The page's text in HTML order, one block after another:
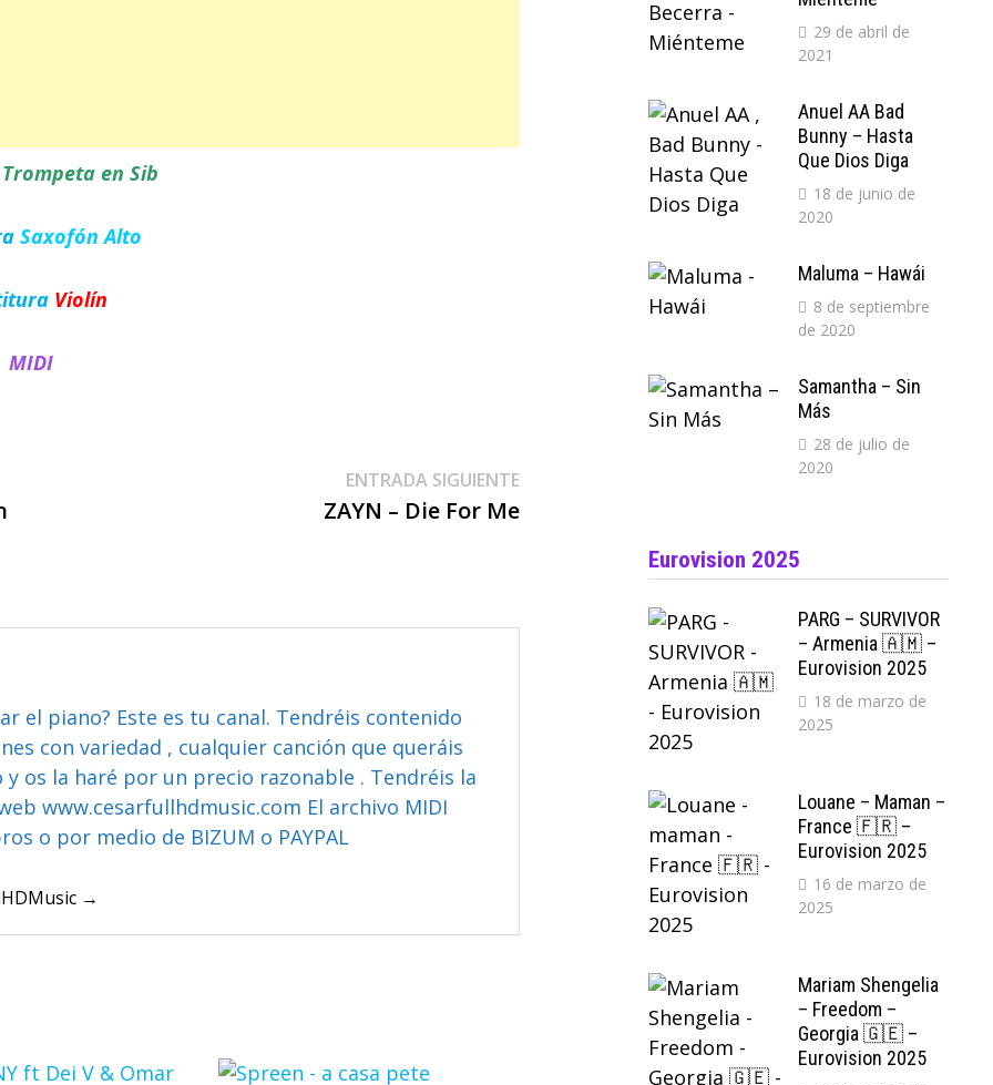
Trompeta en Sib
Saxofón Alto
Violín
MIDI
ENTRADA SIGUIENTEEntrada
siguiente:
ZAYN – Die For Me
el piano? Este es tu canal. Tendréis contenido
con variedad , cualquier canción que queráis
os la haré por un precio razonable . Tendréis la
www.cesarfullhdmusic.com El archivo MIDI
o por medio de BIZUM o PAYPAL
→
29 de abril de
2021
Anuel AA Bad
Bunny – Hasta
Que Dios Diga
18 de junio de
2020
Maluma – Hawái
8 de septiembre
de 2020
Samantha – Sin
Más
28 de julio de
2020
Eurovision 2025
PARG – SURVIVOR
– Armenia 🇦🇲 –
Eurovision 2025
18 de marzo de
2025
Louane – Maman –
France 🇫🇷 –
Eurovision 2025
16 de marzo de
2025
Mariam Shengelia
– Freedom –
Georgia 🇬🇪 –
Eurovision 2025